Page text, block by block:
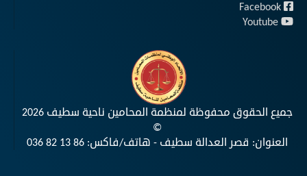
جميع الحقوق محفوظة لمنظمة المحامين ناحية سطيف 2026
©
العنوان: قصر العدالة سطيف - هاتف/فاكس: 036 82 13 86